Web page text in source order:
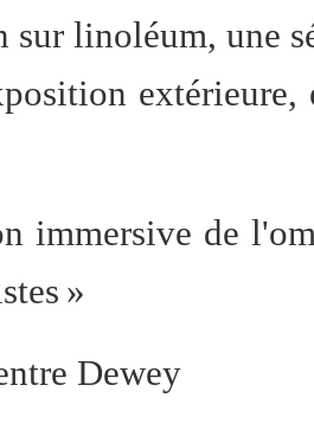
sur linoléum, une
immersive de
»
Dewey